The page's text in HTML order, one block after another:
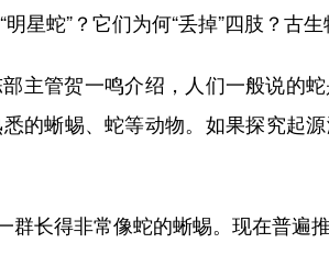
星蛇”？它们为何“丢掉”四肢？古
管贺一鸣介绍，人们一般说的蛇
的蜥蜴、蛇等动物。如果探究起
长得非常像蛇的蜥蜴。现在普遍